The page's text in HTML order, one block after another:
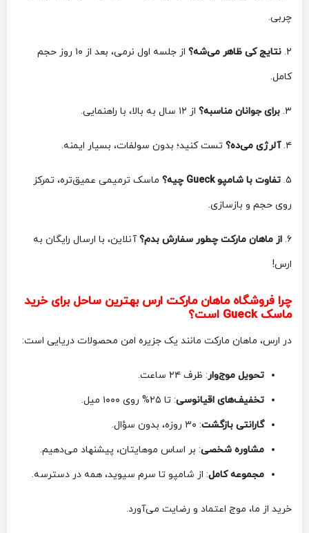
چربی.
۲. نتایج کی ظاهر می‌شه؟
از جلسه اول نرمی، بعد از ۱۰ روز حجم
کامل.
۳. برای جوانان مناسبه؟ از ۱۲ سال به بالا، با راهنمایی.
۴. آلرژی می‌ده؟ تست کنید؛ بدون سولفات، بسیار ایمنه.
۵. تفاوت با شامپو Gueck چیه؟
ماسک ترمیمی عمیق‌تره، تمرکز
روی حجم و بازسازی.
۶. از ماهان مارکت چطور سفارش بدم؟آنلاین، با ارسال رایگان به
ارس!
چرا فروشگاه ماهان مارکت ارس بهترین ساحل برای خرید
ماسک Gueck است؟
در ارس، ماهان مارکت مانند یک جزیره امن محصولات دریایی است:
تحویل موج‌وار: ظرف ۲۴ ساعت.
تخفیف‌های اقیانوسی: تا ۲۵% روی ۱۰۰۰ میل.
گارانتی بازگشت: ۳۰ روزه، بدون سؤال.
مشاوره شخصی: بر اساس موهایتان، پیشنهاد می‌دهیم.
مجموعه کامل: از شامپو تا سرم سیوید، همه در دسترسه.
خرید از ما، موج اعتماد و رضایت می‌آورد.